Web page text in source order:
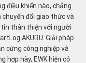
điều khiển nào, chẳng
chuyển đổi giao thức và
thân thiện với người
AKURU. Giải pháp
cứng công nghiệp và
hợp này, EWK hiện có